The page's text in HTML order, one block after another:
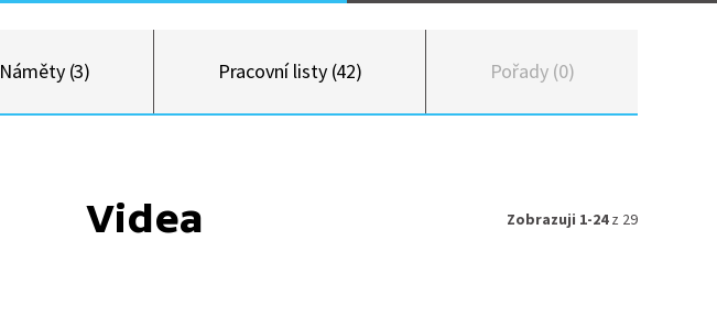
Náměty (3) Pracovní listy (42) Pořady (0)
Videa Zobrazuji 1-24z 29